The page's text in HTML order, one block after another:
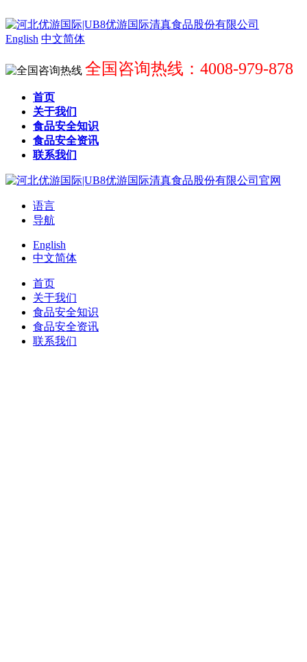
English 中文简体
全国咨询热线：4008-979-878
首页
关于我们
食品安全知识
食品安全资讯
联系我们
语言
导航
English
中文简体
首页
关于我们
食品安全知识
食品安全资讯
联系我们